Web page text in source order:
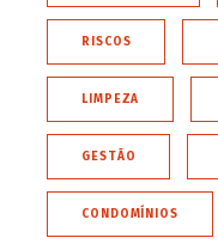
RISCOS
LIMPEZA
GESTÃO
CONDOMÍNIOS